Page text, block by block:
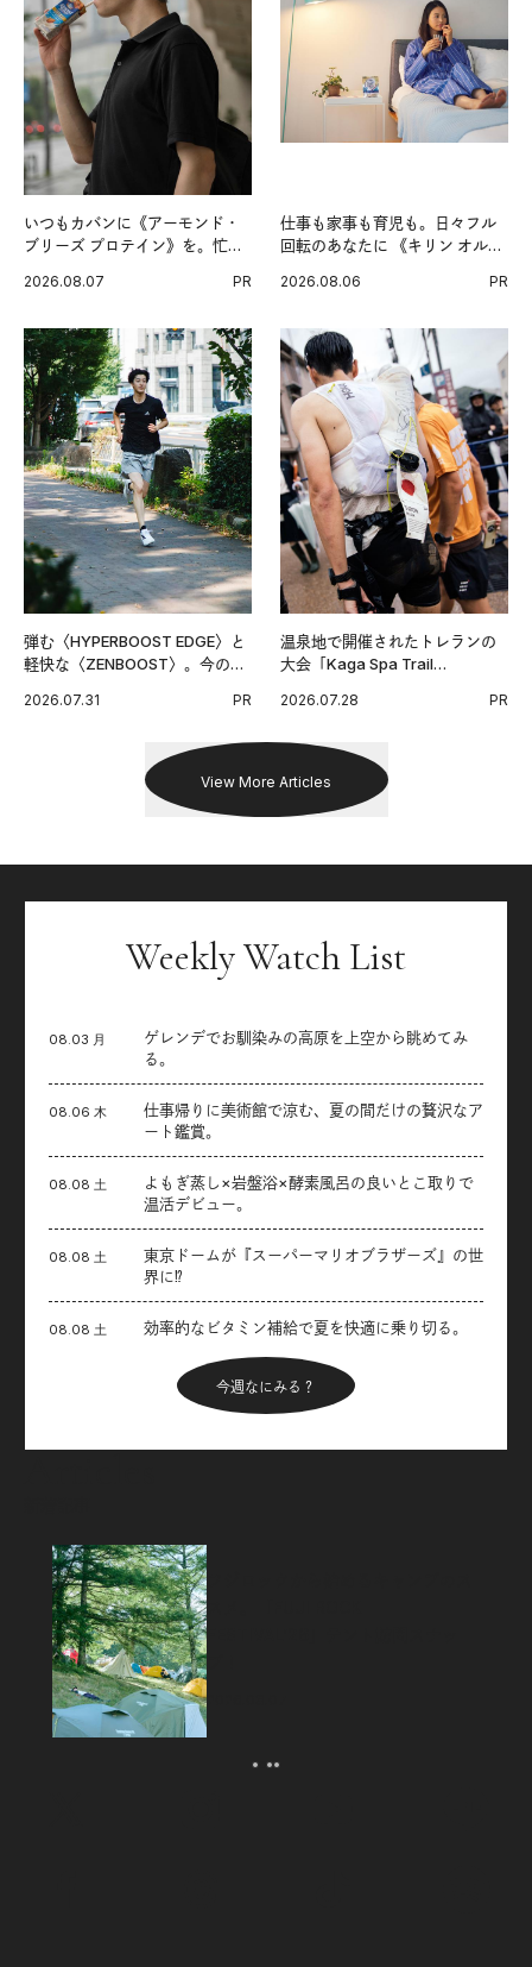
いつもカバンに《アーモンド・
ブリーズ プロテイン》を。忙し
グ習慣。
2026.08.07 PR
仕事も家事も育児も。日々フル
回転のあなたに 《キリン オルニ
2026.08.06 PR
弾む〈HYPERBOOST EDGE〉と
軽快な〈ZENBOOST〉。今の時
出した新機軸。
2026.07.31 PR
温泉地で開催されたトレランの
大会「Kaga Spa Trail
戦を夢見るランナーたちの奮闘
2026.07.28 PR
View More Articles
Weekly Watch List
08.03 月
ゲレンデでお馴染みの高原を上空から眺めてみ
る。
08.06 木
仕事帰りに美術館で涼む、夏の間だけの贅沢なア
ート鑑賞。
08.08 土
よもぎ蒸し×岩盤浴×酵素風呂の良いとこ取りで
温活デビュー。
08.08 土
東京ドームが『スーパーマリオブラザーズ』の世
界に⁉︎
08.08 土 効率的なビタミン補給で夏を快適に乗り切る。
今週なにみる？